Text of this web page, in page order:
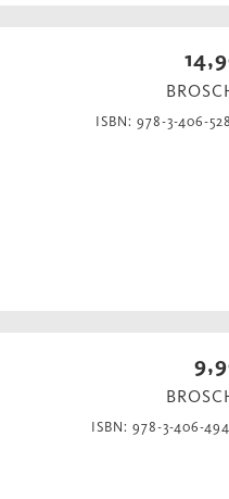
ISBN: 978-3-406-
ISBN: 978-3-406-